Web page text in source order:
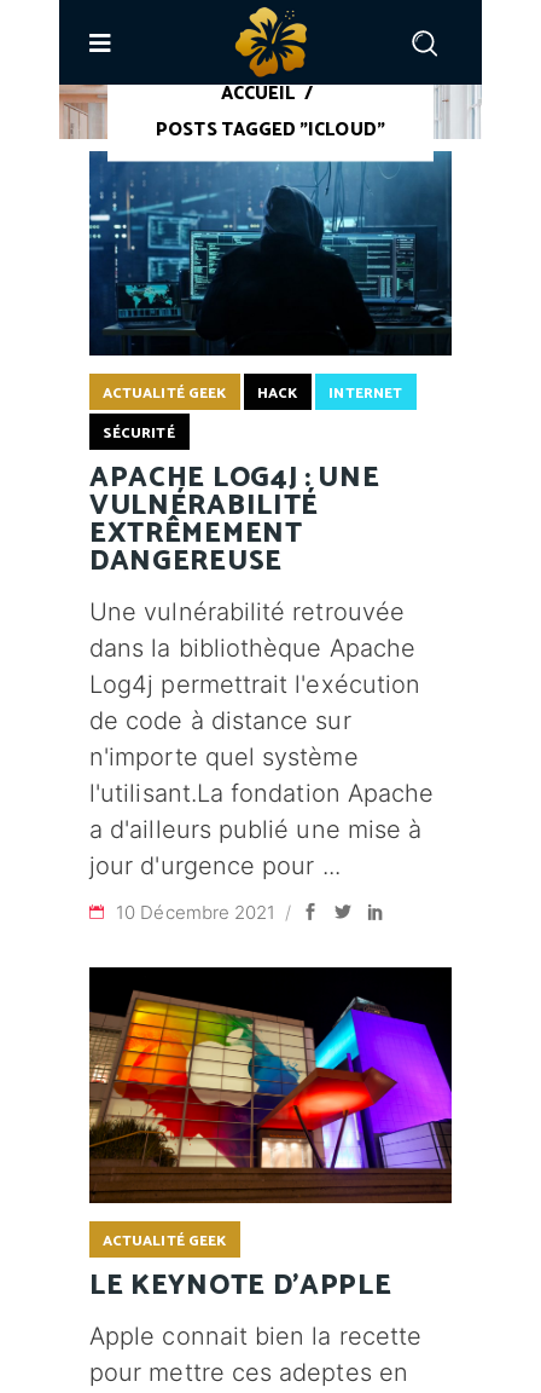
ACCUEIL /
POSTS TAGGED "ICLOUD"
ACTUALITÉ GEEK HACK
INTERNET
SÉCURITÉ
APACHE LOG4J : UNE
VULNÉRABILITÉ
EXTRÊMEMENT
DANGEREUSE
Une vulnérabilité retrouvée
dans la bibliothèque Apache
Log4j permettrait l'exécution
de code à distance sur
n'importe quel système
l'utilisant.La fondation Apache
a d'ailleurs publié une mise à
jour d'urgence pour
10 Décembre 2021
ACTUALITÉ GEEK
LE KEYNOTE D'APPLE
Apple connait bien la recette
pour mettre ces adeptes en